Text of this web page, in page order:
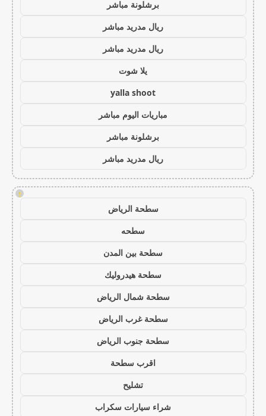
برشلونة مباشر
ريال مدريد مباشر
ريال مدريد مباشر
يلا شوت
yalla shoot
مباريات اليوم مباشر
برشلونة مباشر
ريال مدريد مباشر
!
سطحة الرياض
سطحه
سطحة بين المدن
سطحة هيدروليك
سطحة شمال الرياض
سطحة غرب الرياض
سطحة جنوب الرياض
اقرب سطحة
تشليح
شراء سيارات سكراب